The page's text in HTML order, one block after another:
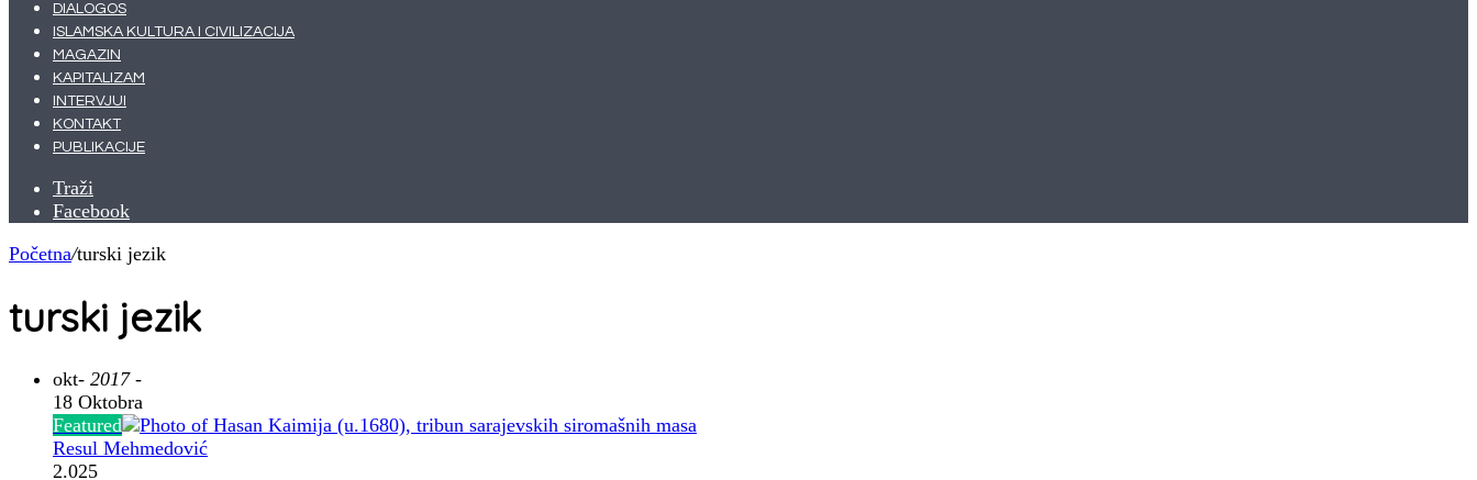
DIALOGOS
ISLAMSKA KULTURA I CIVILIZACIJA
MAGAZIN
KAPITALIZAM
INTERVJUI
KONTAKT
PUBLIKACIJE
Traži
Facebook
Početna/turski jezik
turski jezik
okt- 2017 -
18 Oktobra
Featured
Resul Mehmedović
2.025